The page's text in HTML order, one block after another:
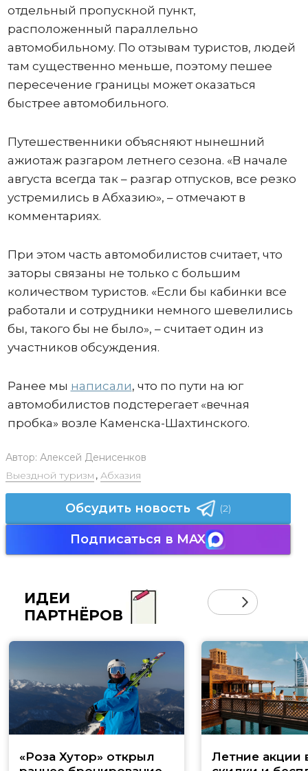
отдельный пропускной пункт,
расположенный параллельно
автомобильному. По отзывам туристов, людей
там существенно меньше, поэтому пешее
пересечение границы может оказаться
быстрее автомобильного.
Путешественники объясняют нынешний
ажиотаж разгаром летнего сезона. «В начале
августа всегда так – разгар отпусков, все резко
устремились в Абхазию», – отмечают в
комментариях.
При этом часть автомобилистов считает, что
заторы связаны не только с большим
количеством туристов. «Если бы кабинки все
работали и сотрудники немного шевелились
бы, такого бы не было», – считает один из
участников обсуждения.
Ранее мы написали, что по пути на юг
автомобилистов подстерегает «вечная
пробка» возле Каменска-Шахтинского.
Автор: Алексей Денисенков
Выездной туризм , Абхазия
Обсудить новость (2)
Подписаться в MAX
ИДЕИ
ПАРТНЁРОВ
«Роза Хутор» открыл
Летние акции